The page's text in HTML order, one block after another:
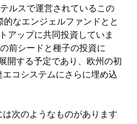
ルスで運営されているこの
なエンジェルファンドとと
アップに共同投資していま
前シードと種子の投資に
開する予定であり、欧州の初
コシステムにさらに埋め込
次のようなものがあります